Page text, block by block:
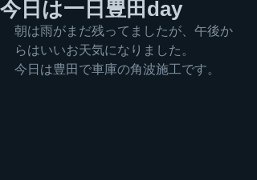
今日は一日豊田day
朝は雨がまだ残ってましたが、午後か
らはいいお天気になりました。
今日は豊田で車庫の角波施工です。